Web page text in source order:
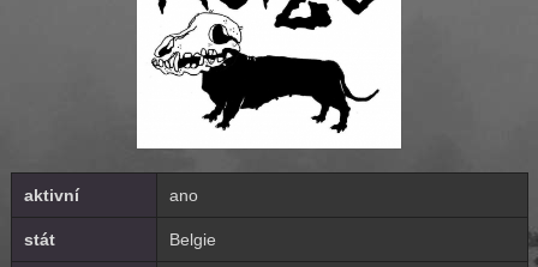
aktivní ano
stát Belgie